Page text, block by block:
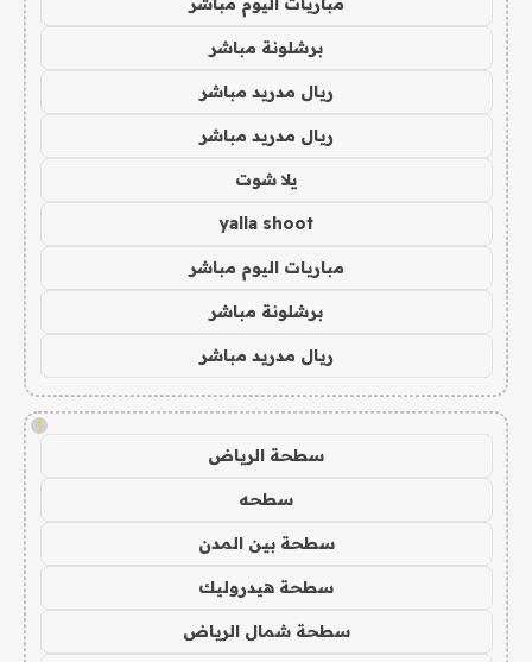
برشلونة مباشر
ريال مدريد مباشر
ريال مدريد مباشر
يلا شوت
yalla shoot
مباريات اليوم مباشر
برشلونة مباشر
ريال مدريد مباشر
!
سطحة الرياض
سطحه
سطحة بين المدن
سطحة هيدروليك
سطحة شمال الرياض